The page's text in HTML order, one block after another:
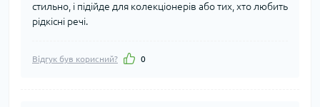
стильно, і підійде для колекціонерів або тих, хто любить
рідкісні речі.
Відгук був корисний? 0